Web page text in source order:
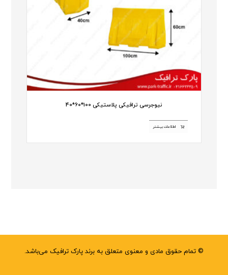
نیوجرسی ترافیکی پلاستیکی 100*60*40
اطلاعات بیشتر
© تمام حقوق مادی و معنوی متعلق به برند پارک ترافیک می‌باشد.